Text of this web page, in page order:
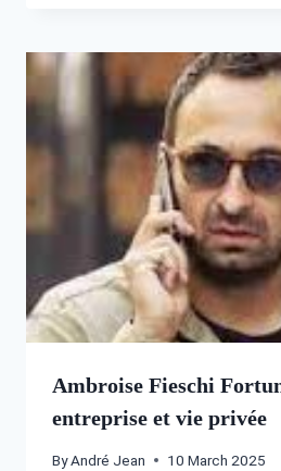
Ambroise Fieschi
entreprise et vie privée
ByAndré Jean 10 March 2025